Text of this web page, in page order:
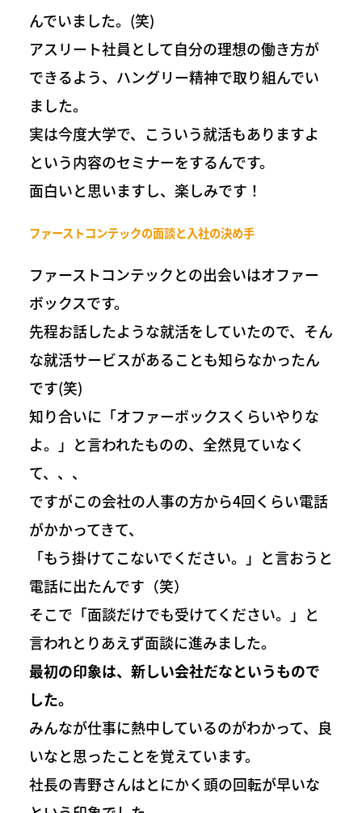
んでいました。(笑)
アスリート社員として自分の理想の働き方が
できるよう、ハングリー精神で取り組んでい
ました。
実は今度大学で、こういう就活もありますよ
という内容のセミナーをするんです。
面白いと思いますし、楽しみです！
ファーストコンテックの面談と入社の決め手
ファーストコンテックとの出会いはオファー
ボックスです。
先程お話したような就活をしていたので、そん
な就活サービスがあることも知らなかったん
です(笑)
知り合いに「オファーボックスくらいやりな
よ。」と言われたものの、全然見ていなく
て、、、
ですがこの会社の人事の方から4回くらい電話
がかかってきて、
「もう掛けてこないでください。」と言おうと
電話に出たんです（笑）
そこで「面談だけでも受けてください。」と
言われとりあえず面談に進みました。
最初の印象は、新しい会社だなというもので
した。
みんなが仕事に熱中しているのがわかって、良
いなと思ったことを覚えています。
社長の青野さんはとにかく頭の回転が早いな